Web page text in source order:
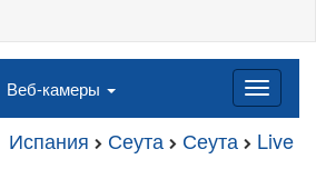
Веб-камеры
Испания Сеута Сеута Live